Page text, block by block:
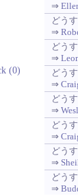
(0)
⇒
どう
⇒
どう
⇒
どう
⇒
どう
⇒
どう
⇒
どう
⇒
どう
⇒